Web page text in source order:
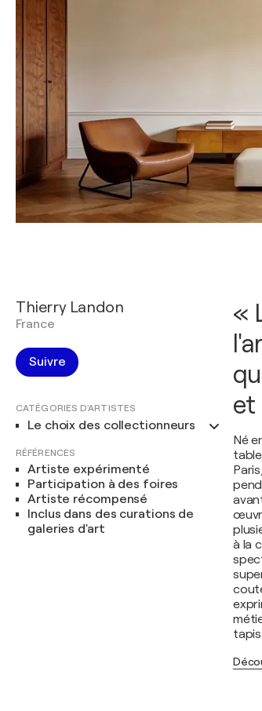
Thierry Landon
France
Suivre
CATÉGORIES D'ARTISTES
Le choix des collectionneurs
RÉFÉRENCES
Artiste expérimenté
Participation à des foires
Artiste récompensé
Inclus dans des curations de
galeries d'art
«
et
Né
à la